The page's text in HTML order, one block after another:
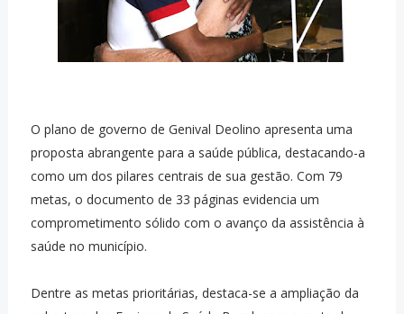
O plano de governo de Genival Deolino apresenta uma
proposta abrangente para a saúde pública, destacando-a
como um dos pilares centrais de sua gestão. Com 79
metas, o documento de 33 páginas evidencia um
comprometimento sólido com o avanço da assistência à
saúde no município.
Dentre as metas prioritárias, destaca-se a ampliação da